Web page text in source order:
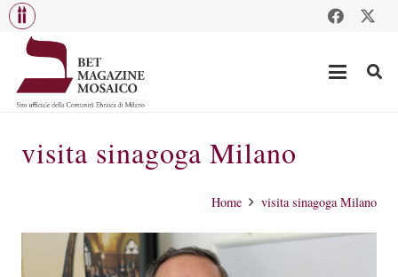
visita sinagoga Milano
Home visita sinagoga Milano